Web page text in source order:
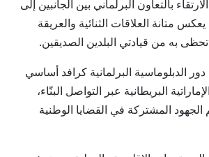
بالتعاون البرلماني بين الجانبين إلى
متانة العلاقات الثنائية والعريقة
به من قيادتي البلدين الصديقين.
الدبلوماسية البرلمانية كرافد أساسي
البريطانية عبر التواصل البنّاء،
المشتركة في القضايا الوطنية